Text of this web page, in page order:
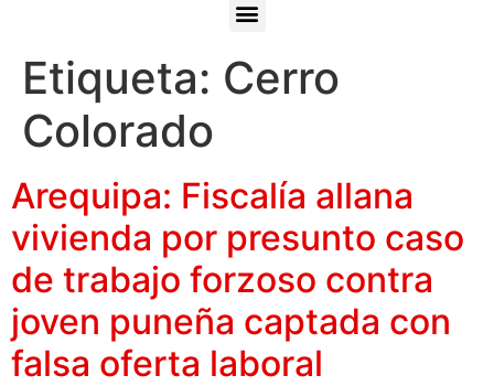
Etiqueta: Cerro
Colorado
Arequipa: Fiscalía allana
vivienda por presunto caso
de trabajo forzoso contra
joven puneña captada con
falsa oferta laboral